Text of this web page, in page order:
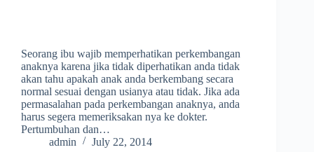
Seorang ibu wajib memperhatikan perkembangan
anaknya karena jika tidak diperhatikan anda tidak
akan tahu apakah anak anda berkembang secara
normal sesuai dengan usianya atau tidak. Jika ada
permasalahan pada perkembangan anaknya, anda
harus segera memeriksakan nya ke dokter.
Pertumbuhan dan…
admin
July 22, 2014